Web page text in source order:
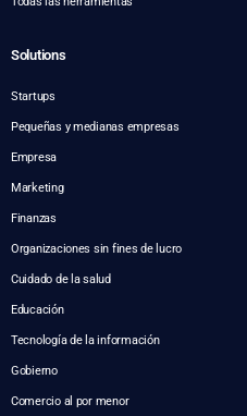
Solutions
Startups
Pequeñas y medianas empresas
Empresa
Marketing
Finanzas
Organizaciones sin fines de lucro
Cuidado de la salud
Educación
Tecnología de la información
Gobierno
Comercio al por menor